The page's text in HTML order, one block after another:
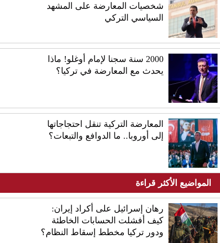
شخصيات المعارضة على المشهد
السياسي التركي
2000 سنة سجنا لإمام أوغلو! ماذا
يحدث مع المعارضة في تركيا؟
المعارضة التركية تنقل احتجاجاتها
إلى أوروبا.. ما الدوافع والتبعات؟
المواضيع الأكثر قراءة
رهان إسرائيل على أكراد إيران:
كيف أفشلت الحسابات الخاطئة
ودور تركيا مخطط إسقاط النظام؟